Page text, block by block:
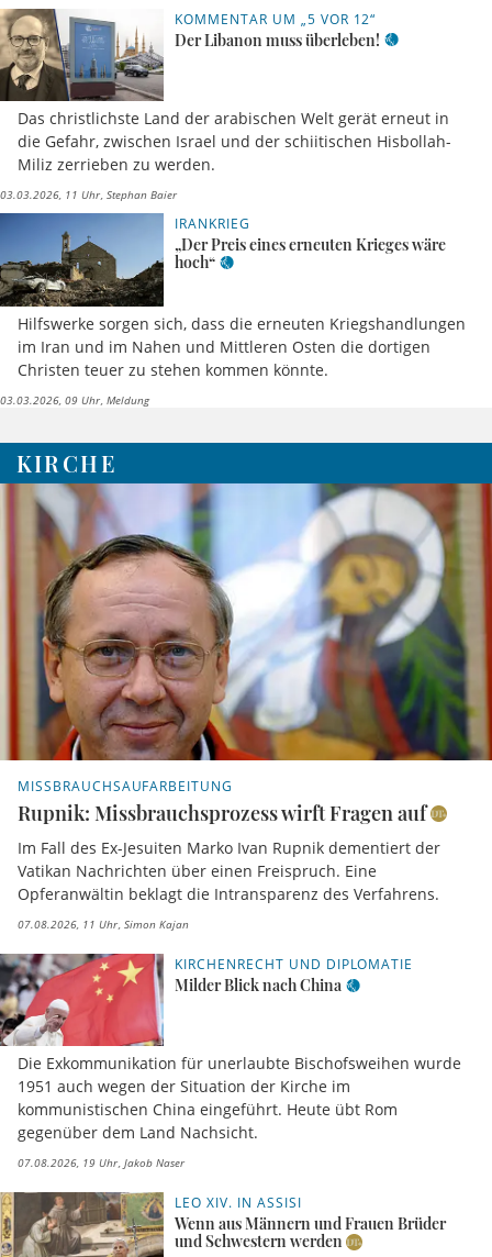
KOMMENTAR UM „5 VOR 12“
Der Libanon muss überleben!
Das christlichste Land der arabischen Welt gerät erneut in
die Gefahr, zwischen Israel und der schiitischen Hisbollah-
Miliz zerrieben zu werden.
03.03.2026, 11 Uhr Stephan Baier
IRANKRIEG
„Der Preis eines erneuten Krieges wäre
hoch“
Hilfswerke sorgen sich, dass die erneuten Kriegshandlungen
im Iran und im Nahen und Mittleren Osten die dortigen
Christen teuer zu stehen kommen könnte.
03.03.2026, 09 Uhr Meldung
KIRCHE
MISSBRAUCHSAUFARBEITUNG
Rupnik: Missbrauchsprozess wirft Fragen auf
Im Fall des Ex-Jesuiten Marko Ivan Rupnik dementiert der
Vatikan Nachrichten über einen Freispruch. Eine
Opferanwältin beklagt die Intransparenz des Verfahrens.
07.08.2026, 11 Uhr Simon Kajan
KIRCHENRECHT UND DIPLOMATIE
Milder Blick nach China
Die Exkommunikation für unerlaubte Bischofsweihen wurde
1951 auch wegen der Situation der Kirche im
kommunistischen China eingeführt. Heute übt Rom
gegenüber dem Land Nachsicht.
07.08.2026, 19 Uhr Jakob Naser
LEO XIV. IN ASSISI
Wenn aus Männern und Frauen Brüder
und Schwestern werden